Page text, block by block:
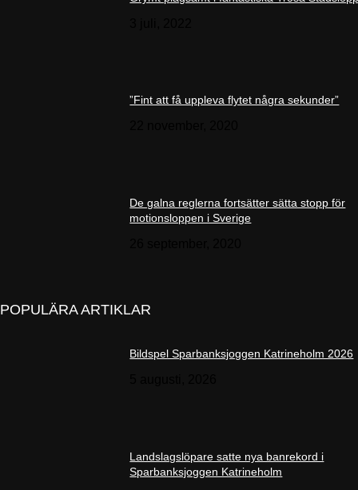
”Fint att få uppleva flytet några sekunder”
De galna reglerna fortsätter sätta stopp för
motionsloppen i Sverige
POPULÄRA ARTIKLAR
Bildspel Sparbanksjoggen Katrineholm 2026
Landslagslöpare satte nya banrekord i
Sparbanksjoggen Katrineholm